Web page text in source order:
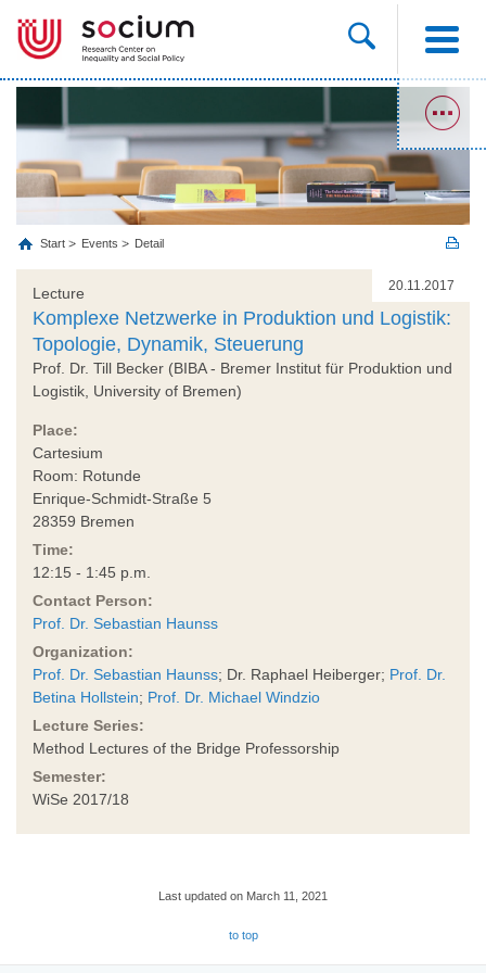
Start Events Detail
20.11.2017
Lecture
Komplexe Netzwerke in Produktion und Logistik:
Topologie, Dynamik, Steuerung
Prof. Dr. Till Becker (BIBA - Bremer Institut für Produktion und
Logistik, University of Bremen)
Place:
Cartesium
Room: Rotunde
Enrique-Schmidt-Straße 5
28359 Bremen
Time:
12:15 - 1:45 p.m.
Contact Person:
Prof. Dr. Sebastian Haunss
Organization:
Prof. Dr. Sebastian Haunss; Dr. Raphael Heiberger; Prof. Dr.
Betina Hollstein; Prof. Dr. Michael Windzio
Lecture Series:
Method Lectures of the Bridge Professorship
Semester:
WiSe 2017/18
Last updated on March 11, 2021
to top